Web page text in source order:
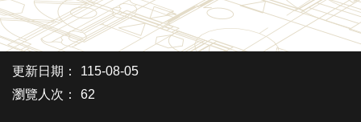
更新日期：
115-08-05
瀏覽人次：
62